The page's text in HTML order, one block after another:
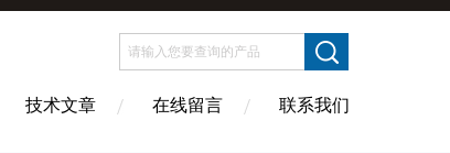
技术文章 在线留言 联系我们